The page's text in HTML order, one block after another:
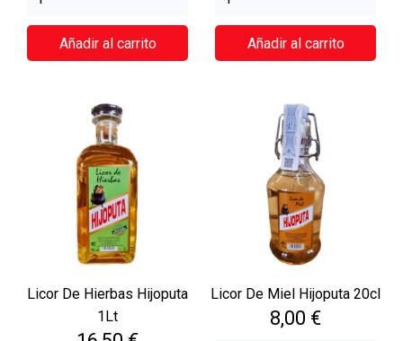
Añadir al carrito Añadir al carrito
Licor De Hierbas Hijoputa
1Lt
Licor De Miel Hijoputa 20cl
Precio
8,00 €